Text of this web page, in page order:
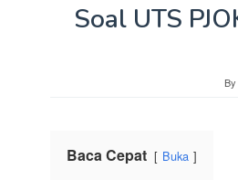
Soal UTS
By
Baca Cepat Buka